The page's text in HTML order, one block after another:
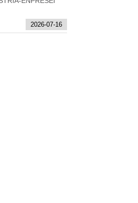
2026-07-16